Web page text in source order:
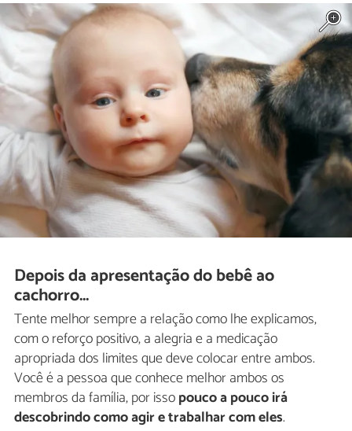
Depois da apresentação do bebê ao
cachorro...
Tente melhor sempre a relação como lhe explicamos,
com o reforço positivo, a alegria e a medicação
apropriada dos limites que deve colocar entre ambos.
Você é a pessoa que conhece melhor ambos os
membros da família, por issopouco a pouco irá
descobrindo como agir e trabalhar com eles.